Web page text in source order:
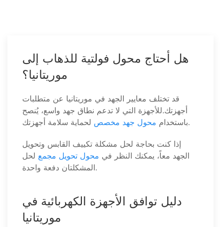
هل أحتاج محول فولتية للذهاب إلى
موريتانيا؟
قد تختلف معايير الجهد في موريتانيا عن متطلبات
أجهزتك.للأجهزة التي لا تدعم نطاق جهد واسع، يُنصح
باستخدام محول جهد مخصص لحماية سلامة أجهزتك.
إذا كنت بحاجة لحل مشكلة تكييف القابس وتحويل
الجهد معاً، يمكنك النظر في محول تحويل مجمع لحل
المشكلتان دفعة واحدة.
دليل توافق الأجهزة الكهربائية في
موريتانيا